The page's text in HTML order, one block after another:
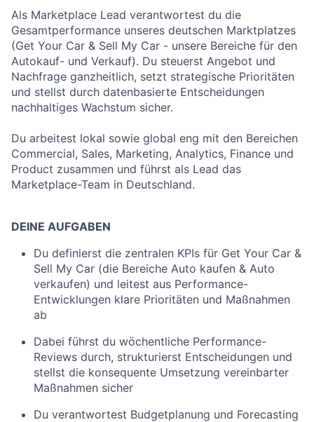
Als Marketplace Lead verantwortest du die
Gesamtperformance unseres deutschen Marktplatzes
(Get Your Car & Sell My Car - unsere Bereiche für den
Autokauf- und Verkauf). Du steuerst Angebot und
Nachfrage ganzheitlich, setzt strategische Prioritäten
und stellst durch datenbasierte Entscheidungen
nachhaltiges Wachstum sicher.
Du arbeitest lokal sowie global eng mit den Bereichen
Commercial, Sales, Marketing, Analytics, Finance und
Product zusammen und führst als Lead das
Marketplace-Team in Deutschland.
DEINE AUFGABEN
Du definierst die zentralen KPIs für Get Your Car &
Sell My Car (die Bereiche Auto kaufen & Auto
verkaufen) und leitest aus Performance-
Entwicklungen klare Prioritäten und Maßnahmen
ab
Dabei führst du wöchentliche Performance-
Reviews durch, strukturierst Entscheidungen und
stellst die konsequente Umsetzung vereinbarter
Maßnahmen sicher
Du verantwortest Budgetplanung und Forecasting